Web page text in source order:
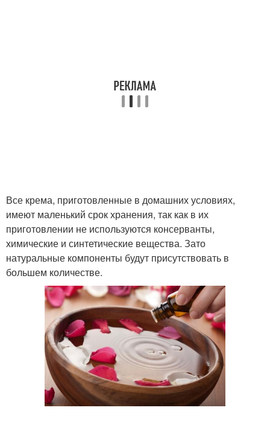
Крем для морщин
Крем из натуральных
компонентов
Защитный крем Лечебный крем
Все крема, приготовленные в домашних условиях,
имеют маленький срок хранения, так как в их
приготовлении не используются консерванты,
химические и синтетические вещества. Зато
натуральные компоненты будут присутствовать в
большем количестве.